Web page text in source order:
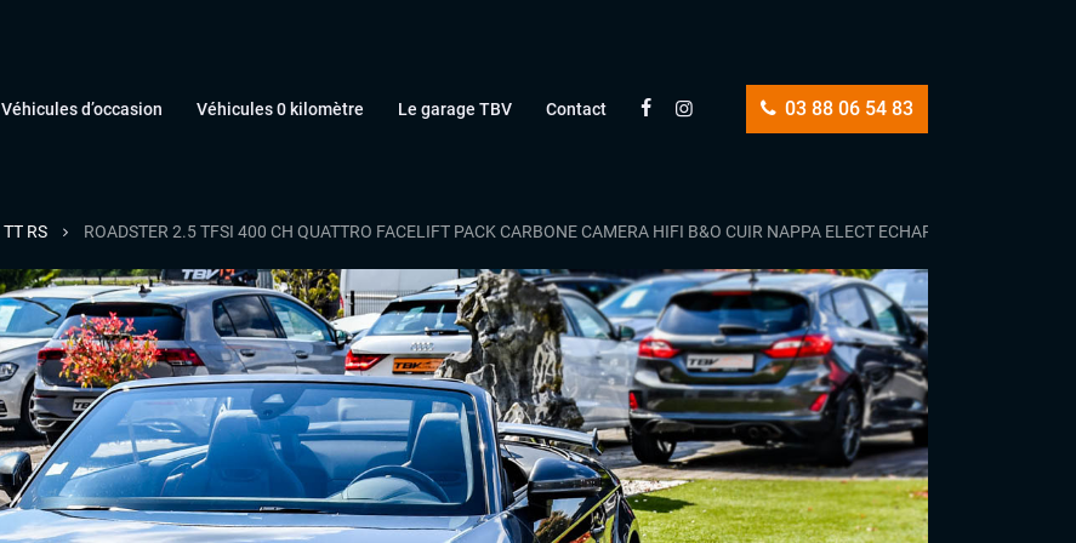
03 88 06 54 83
Véhicules d’occasion Véhicules 0 kilomètre Le garage TBV Contact
TT RS ROADSTER 2.5 TFSI 400 CH QUATTRO FACELIFT PACK CARBONE CAMERA HIFI B&O CUIR NAPPA ELECT ECHAPP RS MALUS PAYÉ